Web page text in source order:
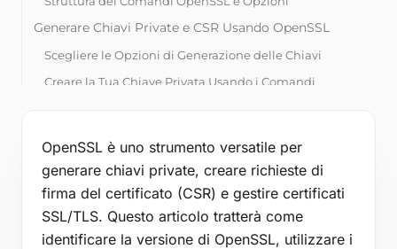
Blog
Accedi
Inizia la prova gratuita
Generare Chiavi Private e CSR Usando OpenSSL
Scegliere le Opzioni di Generazione delle Chiavi
Creare la Tua Chiave Privata Usando i Comandi
Creare la Tua CSR
Controllare le Informazioni della CSR
Gestire i Certificati
Visualizzare le Informazioni del Certificato
OpenSSL è uno strumento versatile per
generare chiavi private, creare richieste di
firma del certificato (CSR) e gestire certificati
SSL/TLS. Questo articolo tratterà come
identificare la versione di OpenSSL, utilizzare i